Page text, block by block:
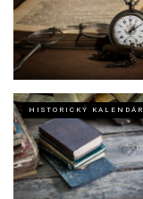
HISTORICKÝ KALENDÁR